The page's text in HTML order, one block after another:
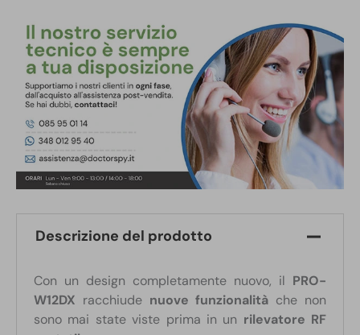
Descrizione del prodotto
Con un design completamente nuovo, il PRO-
W12DX racchiude nuove funzionalità che non
sono mai state viste prima in un rilevatore RF